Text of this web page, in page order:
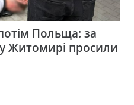
Польща: за
Житомирі просили